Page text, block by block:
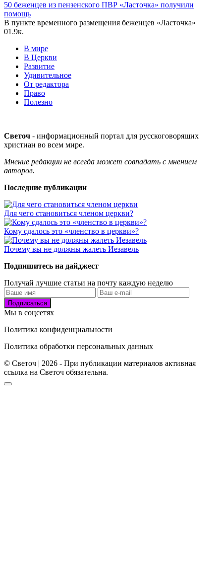
50 беженцев из пензенского ПВР «Ласточка» получили
помощь
В пункте временного размещения беженцев «Ласточка»
01.9к.
В мире
В Церкви
Развитие
Удивительное
От редактора
Право
Полезно
Светоч - информационный портал для русскоговорящих
христиан во всем мире.
Мнение редакции не всегда может совпадать с мнением
авторов.
Последние публикации
Для чего становиться членом церкви?
Кому сдалось это «членство в церкви»?
Почему вы не должны жалеть Иезавель
Подпишитесь на дайджест
Получай лучшие статьи на почту каждую неделю
Подписаться
Мы в соцсетях
Политика конфиденциальности
Политика обработки персональных данных
© Светоч | 2026 - При публикации материалов активная
ссылка на Светоч обязательна.